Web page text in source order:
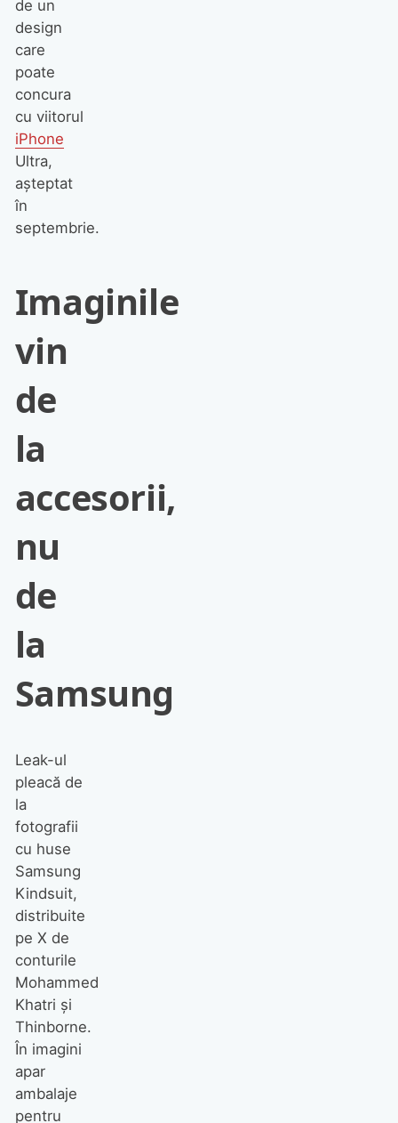
de un
design
care
poate
concura
cu viitorul
iPhone
Ultra,
așteptat
în
septembrie.
Imaginile
vin
de
la
accesorii,
nu
de
la
Samsung
Leak-ul
pleacă de
la
fotografii
cu huse
Samsung
Kindsuit,
distribuite
pe X de
conturile
Mohammed
Khatri și
Thinborne.
În imagini
apar
ambalaje
pentru